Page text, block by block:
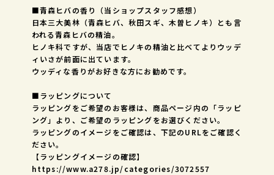
■青森ヒバの香り（当ショップスタッフ感想）
日本三大美林（青森ヒバ、秋田スギ、木曽ヒノキ）とも言
われる青森ヒバの精油。
ヒノキ科ですが、当店でヒノキの精油と比べてよりウッデ
ィいさが前面に出ています。
ウッディな香りがお好きな方にお勧めです。
■ラッピングについて
ラッピングをご希望のお客様は、商品ページ内の「ラッピ
ング」より、ご希望のラッピングをお選びください。
ラッピングのイメージをご確認は、下記のURLをご確認く
ださい。
【ラッピングイメージの確認】
https://www.a278.jp/categories/3072557